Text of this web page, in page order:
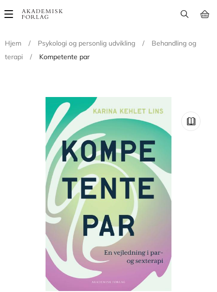
Main
Hjem
/ Psykologi og personlig udvikling /
Behandling og
terapi
/ Kompetente par